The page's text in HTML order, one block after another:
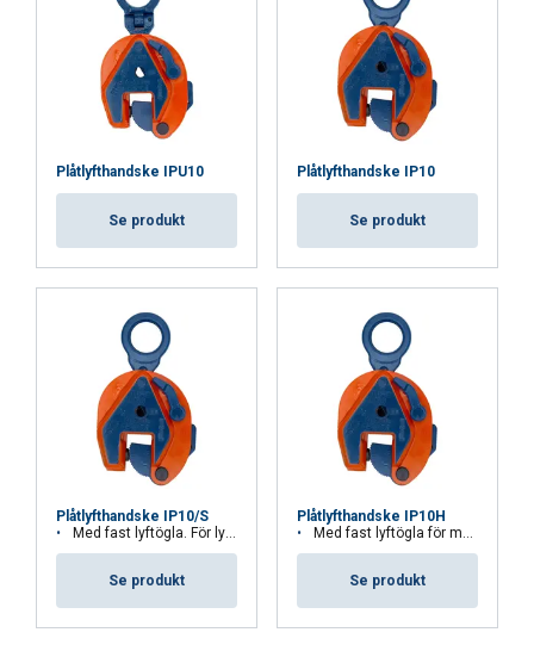
Plåtlyfthandske IPU10
Se produkt
Plåtlyfthandske IP10
Se produkt
Plåtlyfthandske IP10/S
Med fast lyftögla. För lyft av produkter i rostfritt stål.
Se produkt
Plåtlyfthandske IP10H
Med fast lyftögla för mycket hårda material
Se produkt